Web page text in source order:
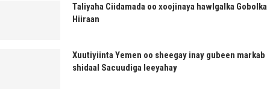
Taliyaha Ciidamada oo xoojinaya hawlgalka Gobolka
Hiiraan
Xuutiyiinta Yemen oo sheegay inay gubeen markab
shidaal Sacuudiga leeyahay